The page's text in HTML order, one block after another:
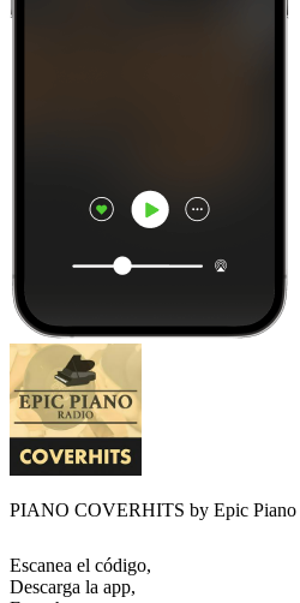
PIANO COVERHITS by Epic Piano
Escanea el código,
Descarga la app,